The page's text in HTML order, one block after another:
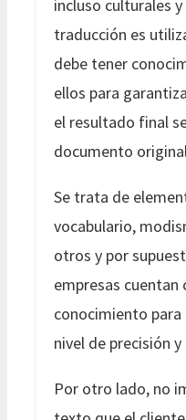
incluso culturales
traducción es
debe tener
ellos para
el resultado final
documento
Se trata de
vocabulario,
otros y por
empresas
conocimiento
nivel de precisión
Por otro lado, no